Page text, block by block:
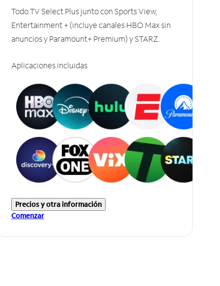
Todo TV Select Plus junto con Sports View,
Entertainment + (incluye canales HBO Max sin
anuncios y Paramount+ Premium) y STARZ.
Aplicaciones incluidas
Precios y otra información
Comenzar